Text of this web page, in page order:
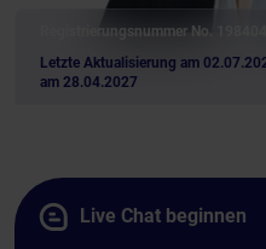
Letzte Aktualisierung am
am 28.04.2027
Registrierungsnummer No.
Live Chat beginnen